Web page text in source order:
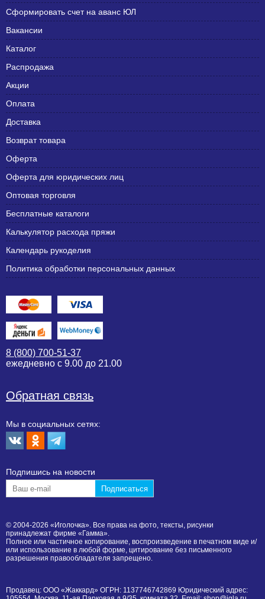
Сформировать счет на аванс ЮЛ
Вакансии
Каталог
Распродажа
Акции
Оплата
Доставка
Возврат товара
Оферта
Оферта для юридических лиц
Оптовая торговля
Бесплатные каталоги
Калькулятор расхода пряжи
Календарь рукоделия
Политика обработки персональных данных
8 (800) 700-51-37
ежедневно с 9.00 до 21.00
Обратная связь
Мы в социальных сетях:
Подпишиcь на новости
© 2004-2026 «Иголочка». Все права на фото, тексты, рисунки
принадлежат фирме «Гамма».
Полное или частичное копирование, воспроизведение в печатном виде и/
или использование в любой форме, цитирование без письменного
разрешения правообладателя запрещено.
Продавец: ООО «Жаккард» ОГРН: 1137746742869 Юридический адрес: